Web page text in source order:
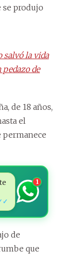
se produjo
salvó la vida
de
de 18 años,
el
permanece
1
de
que